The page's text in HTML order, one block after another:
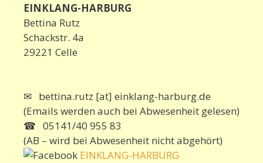
EINKLANG-HARBURG
Bettina Rutz
Schackstr. 4a
29221 Celle
✉ bettina.rutz [at] einklang-harburg.de
(Emails werden auch bei Abwesenheit gelesen)
☎ 05141/40 955 83
(AB – wird bei Abwesenheit nicht abgehört)
EINKLANG-HARBURG